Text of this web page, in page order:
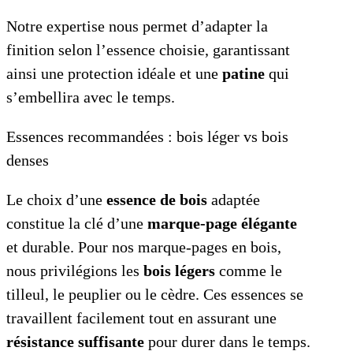
Notre expertise nous permet d’adapter la
finition selon l’essence choisie, garantissant
ainsi une protection idéale et une patine qui
s’embellira avec le temps.
Essences recommandées : bois léger vs bois
denses
Le choix d’une essence de bois adaptée
constitue la clé d’une marque-page élégante
et durable. Pour nos marque-pages en bois,
nous privilégions les bois légers comme le
tilleul, le peuplier ou le cèdre. Ces essences se
travaillent facilement tout en assurant une
résistance suffisante pour durer dans le temps.